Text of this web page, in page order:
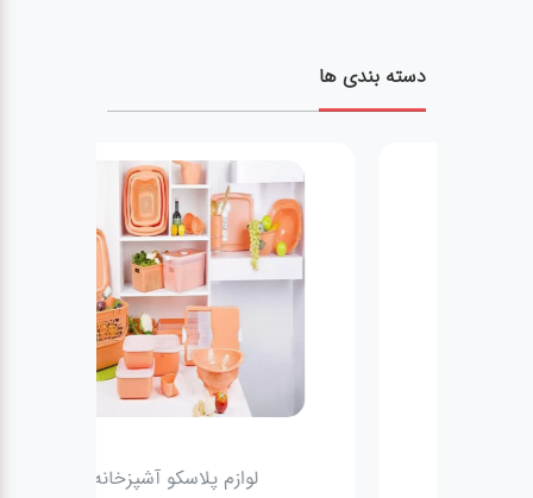
دسته بندی ها
لوازم پلاسکو آشپزخانه